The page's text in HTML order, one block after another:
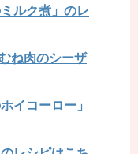
ルク煮」のレ
ね肉のシーザ
イコーロー」